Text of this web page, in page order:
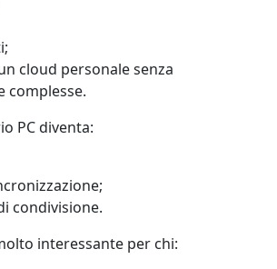
cloud personale senza
PC diventa:
condivisione.
interessante per chi: